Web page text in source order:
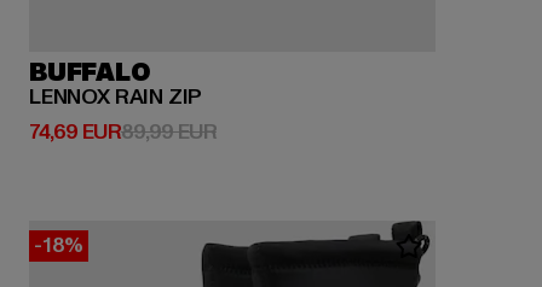
BUFFALO
LENNOX RAIN ZIP
74,69 EUR
Derzeitiger Preis: 74,69 EUR
89,99 EURAktionspreis: 89,99 EUR
-18%